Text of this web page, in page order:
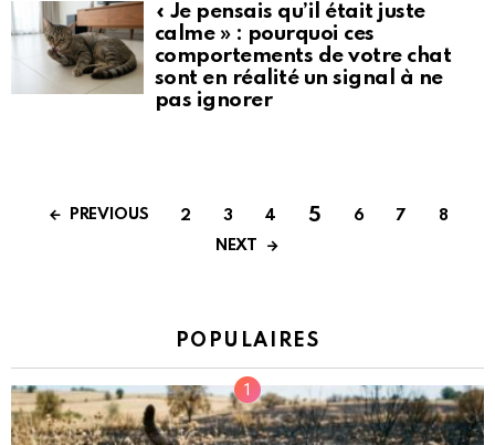
« Je pensais qu’il était juste
calme » : pourquoi ces
comportements de votre chat
sont en réalité un signal à ne
pas ignorer
PREVIOUS 2 3 4 5 6 7
8
NEXT
POPULAIRES